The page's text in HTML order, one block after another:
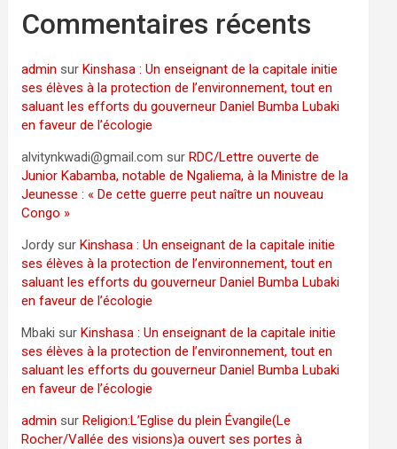
Commentaires récents
admin surKinshasa : Un enseignant de la capitale initie
ses élèves à la protection de l’environnement, tout en
saluant les efforts du gouverneur Daniel Bumba Lubaki
en faveur de l’écologie
alvitynkwadi@gmail.com surRDC/Lettre ouverte de
Junior Kabamba, notable de Ngaliema, à la Ministre de la
Jeunesse : « De cette guerre peut naître un nouveau
Congo »
Jordy surKinshasa : Un enseignant de la capitale initie
ses élèves à la protection de l’environnement, tout en
saluant les efforts du gouverneur Daniel Bumba Lubaki
en faveur de l’écologie
Mbaki surKinshasa : Un enseignant de la capitale initie
ses élèves à la protection de l’environnement, tout en
saluant les efforts du gouverneur Daniel Bumba Lubaki
en faveur de l’écologie
admin surReligion:L’Eglise du plein Évangile(Le
Rocher/Vallée des visions)a ouvert ses portes à